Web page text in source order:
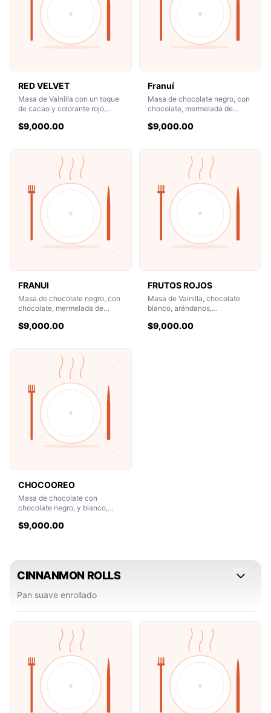
RED VELVET
Masa de Vainilla con un toque
de cacao y colorante rojo,
nutella y kit kat
$9,000.00
Franuí
Masa de chocolate negro, con
chocolate, mermelada de
$9,000.00
FRANUI
Masa de chocolate negro, con
chocolate, mermelada de
$9,000.00
FRUTOS ROJOS
Masa de Vainilla, chocolate
blanco, arándanos,
frutos rojos
$9,000.00
CHOCOOREO
Masa de chocolate con
chocolate negro, y blanco,
$9,000.00
CINNANMON ROLLS
Pan suave enrollado